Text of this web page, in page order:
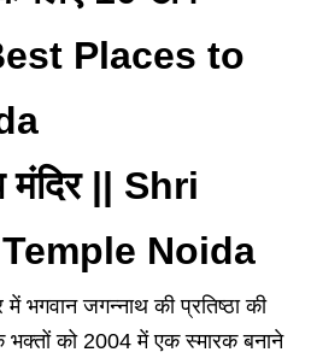
Places to
मंदिर || Shri
Noida
भगवान जगन्नाथ की प्रतिष्ठा की
भक्तों को 2004 में एक स्मारक बनाने